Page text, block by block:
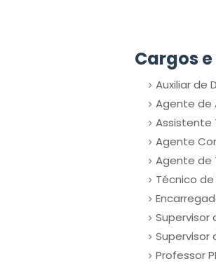
Cargos
Auxiliar de
Agente de
Assistente
Agente
Agente de
Técnico
Supervisor
Supervisor
Professor